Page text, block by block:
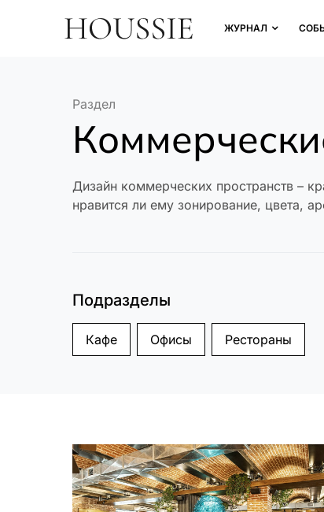
ЖУРНАЛ
Раздел
Дизайн коммерческих пространств –
нравится ли ему зонирование, цвета,
Подразделы
Кафе Офисы Рестораны